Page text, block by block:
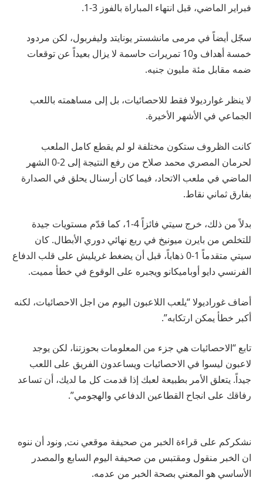
فبراير الماضي، قبل انتهاء المباراة بالفوز 3-1.
سجّل أيضاً في مرمى مانشستر يونايتد وليفربول، لكن مردود
خمسة أهداف و10 تمريرات حاسمة لا يزال بعيداً عن توقعات
ضمه مقابل مئة مليون جنيه.
لا ينظر غوارديولا فقط للاحصائيات، بل إلى مساهمته باللعب
الجماعي في الأشهر الأخيرة.
كانت الظروف ستكون مختلفة لو لم يقطع كامل الملعب
لحرمان المصري محمد صلاح من رفع النتيجة إلى 2-0 الشهر
الماضي في ملعب الاتحاد، فيما كان أرسنال يحلق في الصدارة
بفارق ثماني نقاط.
بدلاً من ذلك، خرج سيتي فائزاً 4-1، كما قدّم مستويات جيدة
للتخلص من بايرن ميونيخ في ربع نهائي دوري الأبطال. كان
سيتي متقدماً 1-0 ذهاباً، قبل أن يضغط غريليش على قلب الدفاع
الفرنسي دايو أوباميكانو ويجبره على الوقوع في خطأ مميت.
أضاف غوراديولا “يلعب اللاعبون اليوم من اجل الاحصائيات، لكنه
أكبر خطأ يمكن ارتكابه”.
تابع “الاحصائيات هي جزء من المعلومات بحوزتنا، لكن يوجد
لاعبون ليسوا في الاحصائيات ويساعدون الفريق على اللعب
جيداً. يتعلق الأمر بطبيعة لعبك إذا قدمت كل ما لديك، أن تساعد
رفاقك على انجاح القطاعين الدفاعي والهجومي”.
نشكركم على قراءة الخبر من صحيفة موقعي نت, ونود أن ننوه
ان الخبر منقول ومقتبس من صحيفة اليوم السابع والمصدر
الأساسي هو المعني بصحة الخبر من عدمه.